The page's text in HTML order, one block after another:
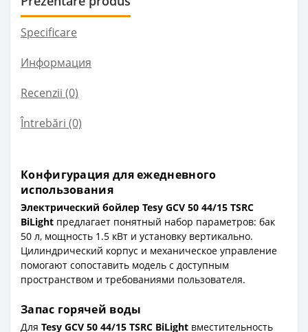
Specificare
Информация
Recenzii (0)
Întrebări (0)
Конфигурация для ежедневного
использования
Электрический бойлер Tesy GCV 50 44/15 TSRC
BiLight предлагает понятный набор параметров: бак
50 л, мощность 1.5 кВт и установку вертикально.
Цилиндрический корпус и механическое управление
помогают сопоставить модель с доступным
пространством и требованиями пользователя.
Запас горячей воды
Для Tesy GCV 50 44/15 TSRC BiLight вместительность